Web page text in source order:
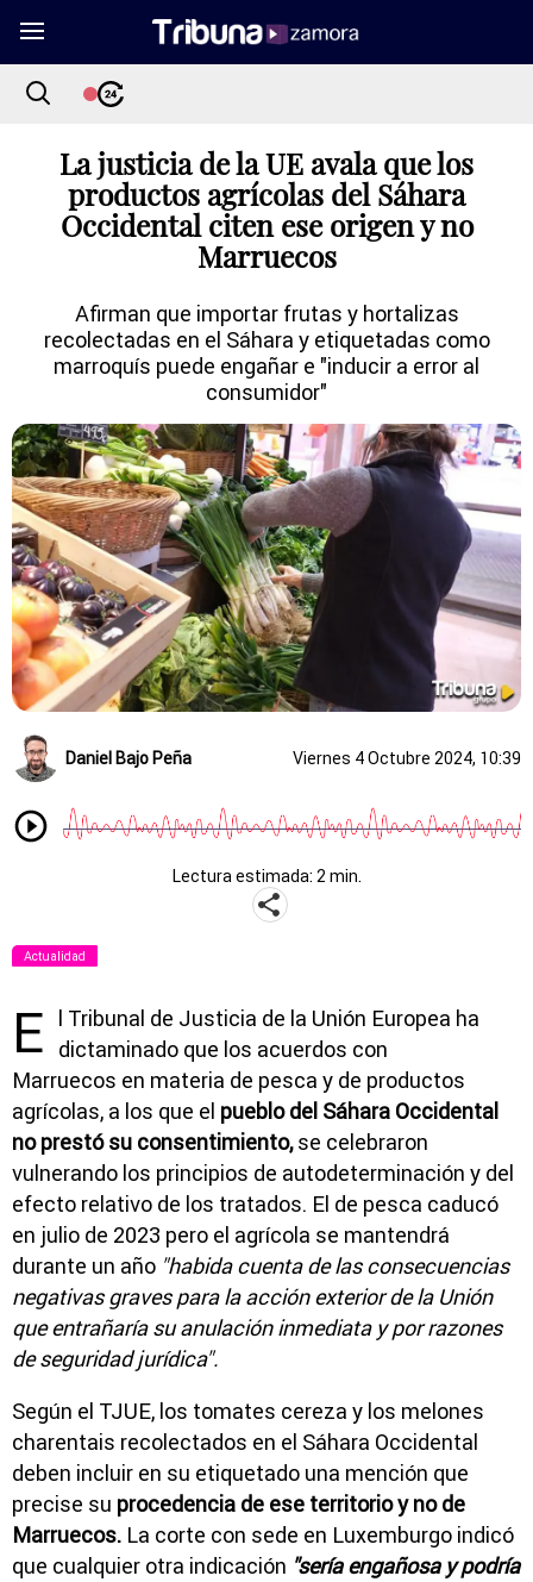
La justicia de la UE avala que los
productos agrícolas del Sáhara
Occidental citen ese origen y no
Marruecos
Afirman que importar frutas y hortalizas
recolectadas en el Sáhara y etiquetadas como
marroquís puede engañar e "inducir a error al
consumidor"
Daniel Bajo Peña Viernes 4 Octubre 2024, 10:39
Lectura estimada: 2 min.
Actualidad
E
l Tribunal de Justicia de la Unión Europea ha
dictaminado que los acuerdos con
Marruecos en materia de pesca y de productos
agrícolas, a los que el pueblo del Sáhara Occidental
no prestó su consentimiento,se celebraron
vulnerando los principios de autodeterminación y del
efecto relativo de los tratados. El de pesca caducó
en julio de 2023 pero el agrícola se mantendrá
durante un año "habida cuenta de las consecuencias
negativas graves para la acción exterior de la Unión
que entrañaría su anulación inmediata y por razones
de seguridad jurídica".
Según el TJUE, los tomates cereza y los melones
charentais recolectados en el Sáhara Occidental
deben incluir en su etiquetado una mención que
precise su procedencia de ese territorio y no de
Marruecos. La corte con sede en Luxemburgo indicó
que cualquier otra indicación "sería engañosa y podría